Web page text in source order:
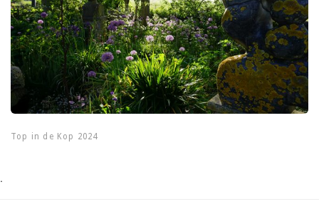
Top in de Kop 2024
.